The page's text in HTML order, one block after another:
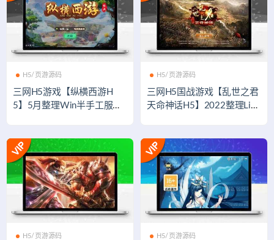
H5/页游源码
三网H5游戏【纵横西游H
5】5月整理Win半手工服务
H5/页游源码
三网H5国战游戏【乱世之君
天命神话H5】2022整理Linu
H5/页游源码 H5/页游源码